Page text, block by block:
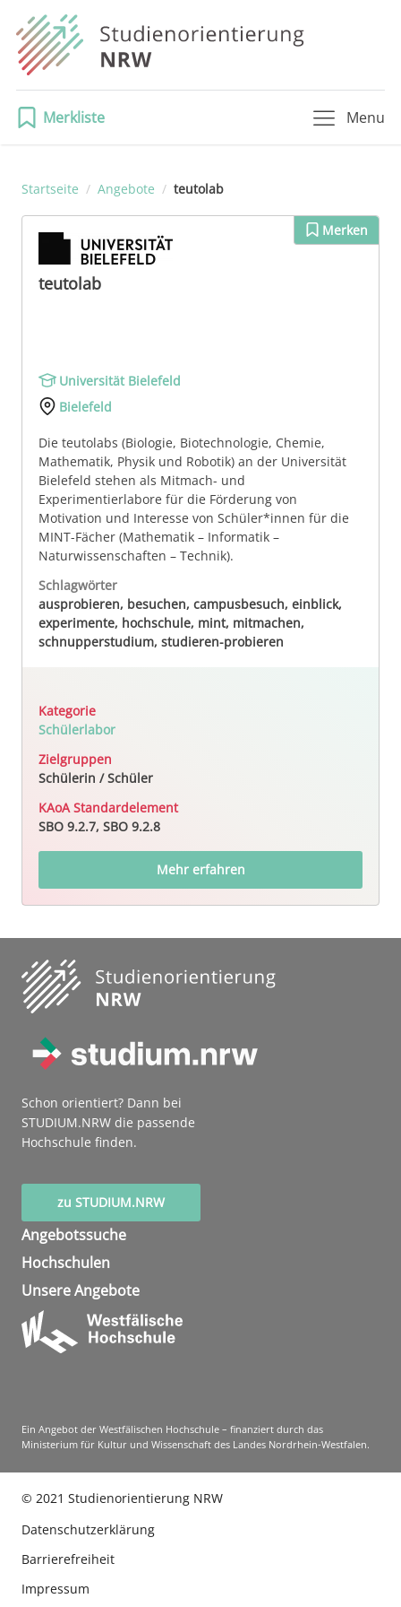
Merkliste Menu
Startseite / Angebote / teutolab
Merken
teutolab
Universität Bielefeld
Bielefeld
Die teutolabs (Biologie, Biotechnologie, Chemie,
Mathematik, Physik und Robotik) an der Universität
Bielefeld stehen als Mitmach- und
Experimentierlabore für die Förderung von
Motivation und Interesse von Schüler*innen für die
MINT-Fächer (Mathematik – Informatik –
Naturwissenschaften – Technik).
Schlagwörter
ausprobieren, besuchen, campusbesuch, einblick,
experimente, hochschule, mint, mitmachen,
schnupperstudium, studieren-probieren
Kategorie
Schülerlabor
Zielgruppen
Schülerin / Schüler
KAoA Standardelement
SBO 9.2.7, SBO 9.2.8
Mehr erfahren
Schon orientiert? Dann bei
STUDIUM.NRW die passende
Hochschule finden.
zu STUDIUM.NRW
Angebotssuche
Hochschulen
Unsere Angebote
Ein Angebot der Westfälischen Hochschule – finanziert durch das
Ministerium für Kultur und Wissenschaft des Landes Nordrhein-Westfalen.
© 2021 Studienorientierung NRW
Datenschutzerklärung
Barrierefreiheit
Impressum